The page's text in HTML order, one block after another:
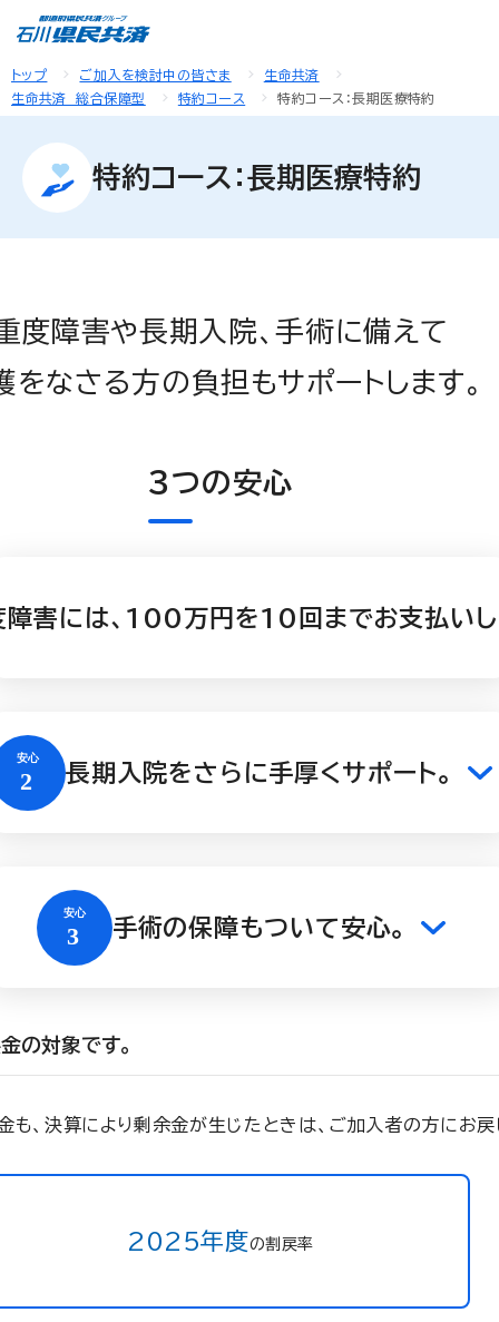
トップ ご加入を検討中の皆さま
生命共済
生命共済 総合保障型
特約コース 特約コース：長期医療特約
特約コース：長期医療特約
度障害や長期入院、手術に備えて
をなさる方の負担もサポートします。
３つの安心
障害には、100万円を10回までお支払いし
長期入院をさらに手厚くサポート。
手術の保障もついて安心。
の対象です。
も、決算により剰余金が生じたときは、ご加入者の方にお戻
2025年度の割戻率